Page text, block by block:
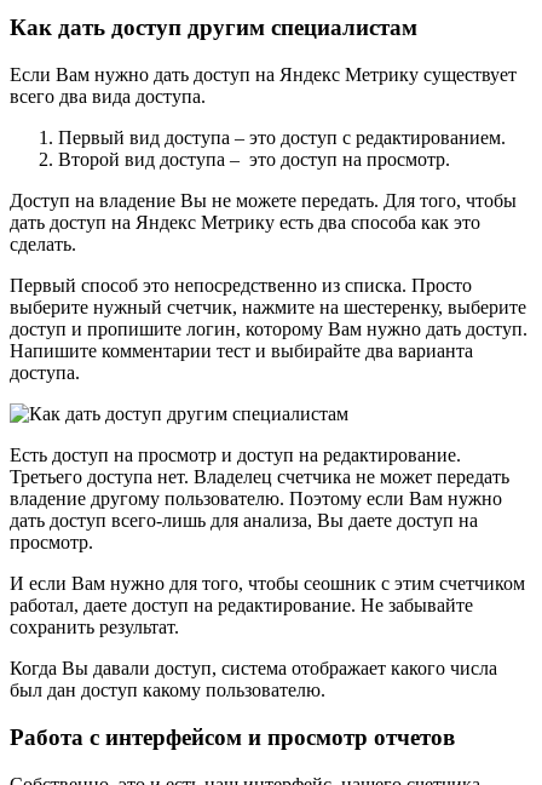
Как дать доступ другим специалистам
Если Вам нужно дать доступ на Яндекс Метрику существует
всего два вида доступа.
Первый вид доступа – это доступ с редактированием.
Второй вид доступа – это доступ на просмотр.
Доступ на владение Вы не можете передать. Для того, чтобы
дать доступ на Яндекс Метрику есть два способа как это
сделать.
Первый способ это непосредственно из списка. Просто
выберите нужный счетчик, нажмите на шестеренку, выберите
доступ и пропишите логин, которому Вам нужно дать доступ.
Напишите комментарии тест и выбирайте два варианта
доступа.
Есть доступ на просмотр и доступ на редактирование.
Третьего доступа нет. Владелец счетчика не может передать
владение другому пользователю. Поэтому если Вам нужно
дать доступ всего-лишь для анализа, Вы даете доступ на
просмотр.
И если Вам нужно для того, чтобы сеошник с этим счетчиком
работал, даете доступ на редактирование. Не забывайте
сохранить результат.
Когда Вы давали доступ, система отображает какого числа
был дан доступ какому пользователю.
Работа с интерфейсом и просмотр отчетов